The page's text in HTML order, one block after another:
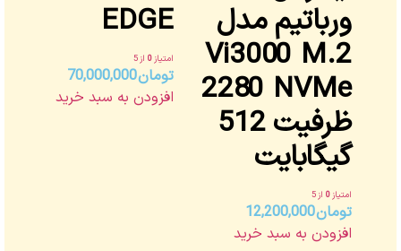
ورباتیم مدل
Vi3000 M.2
2280 NVMe
ظرفیت 512
گیگابایت
امتیاز0 از 5
تومان
افزودن به سبد خرید
EDGE
امتیاز0 از 5
تومان
افزودن به سبد خرید